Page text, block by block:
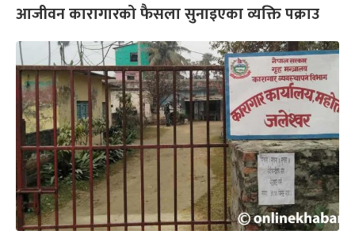
आजीवन कारागारको फैसला सुनाइएका व्यक्ति पक्राउ